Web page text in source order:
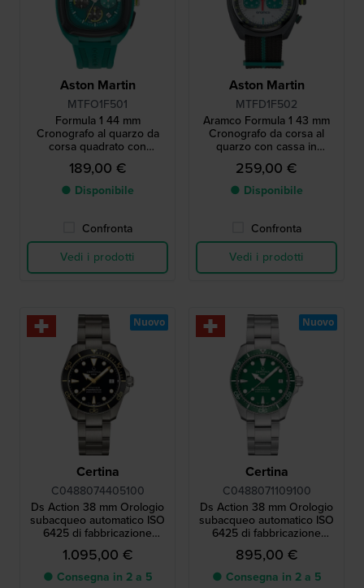
Aston Martin
MTFO1F501
Formula 1 44 mm
Cronografo al quarzo da
corsa quadrato con
cinturino in silicone
189,00 €
● Disponibile
Confronta
Vedi i prodotti
Aston Martin
MTFD1F502
Aramco Formula 1 43 mm
Cronografo da corsa al
quarzo con cassa in
carbonio e cinturino NATO
259,00 €
● Disponibile
Confronta
Vedi i prodotti
Certina
C0488074405100
Ds Action 38 mm Orologio
subacqueo automatico ISO
6425 di fabbricazione
svizzera in titanio
1.095,00 €
● Consegna in 2 a 5
Nuovo
Certina
C0488071109100
Ds Action 38 mm Orologio
subacqueo automatico ISO
6425 di fabbricazione
svizzera con data
895,00 €
● Consegna in 2 a 5
Nuovo